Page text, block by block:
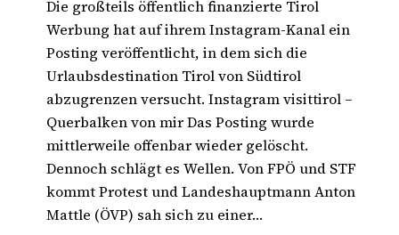
Die großteils öffentlich finanzierte Tirol
Werbung hat auf ihrem Instagram-Kanal ein
Posting veröffentlicht, in dem sich die
Urlaubsdestination Tirol von Südtirol
abzugrenzen versucht. Instagram visittirol –
Querbalken von mir Das Posting wurde
mittlerweile offenbar wieder gelöscht.
Dennoch schlägt es Wellen. Von FPÖ und STF
kommt Protest und Landeshauptmann Anton
Mattle (ÖVP) sah sich zu einer…